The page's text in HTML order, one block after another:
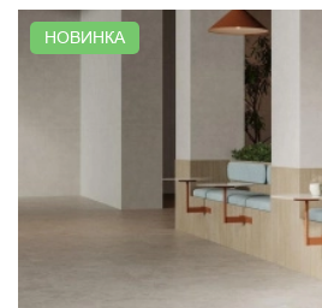
НОВИНКА